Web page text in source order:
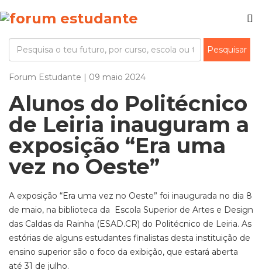
Forum Estudante | 09 maio 2024
Alunos do Politécnico
de Leiria inauguram a
exposição “Era uma
vez no Oeste”
A exposição “Era uma vez no Oeste” foi inaugurada no dia 8
de maio, na biblioteca da Escola Superior de Artes e Design
das Caldas da Rainha (ESAD.CR) do Politécnico de Leiria. As
estórias de alguns estudantes finalistas desta instituição de
ensino superior são o foco da exibição, que estará aberta
até 31 de julho.